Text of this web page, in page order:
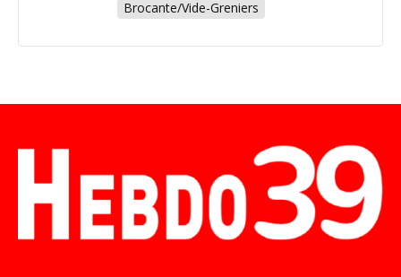
Brocante/Vide-Greniers